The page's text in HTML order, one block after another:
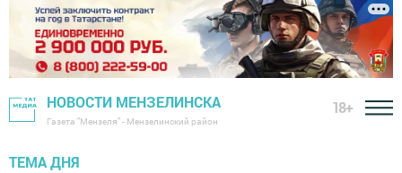
НОВОСТИ МЕНЗЕЛИНСКА
Газета "Мензеля" - Мензелинский район
18+
ТЕМА ДНЯ